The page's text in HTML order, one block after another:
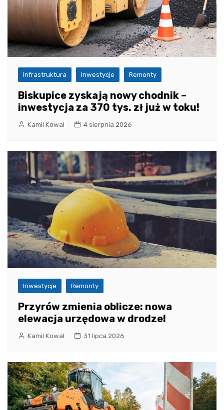
Infrastruktura Inwestycje Remonty
Biskupice zyskają nowy chodnik –
inwestycja za 370 tys. zł już w toku!
Kamil Kowal 4 sierpnia 2026
Inwestycje Remonty
Przyrów zmienia oblicze: nowa
elewacja urzędowa w drodze!
Kamil Kowal 31 lipca 2026